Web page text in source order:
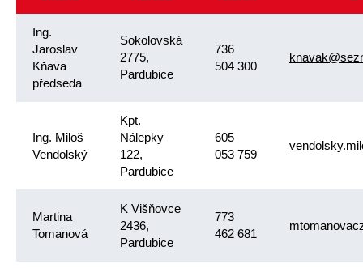
Ing.
Jaroslav
Kňava
předseda
Sokolovská
2775,
Pardubice
736
504 300
Ing. Miloš
Vendolský
Kpt.
Nálepky
122,
Pardubice
605
053 759
Martina
Tomanová
K Višňovce
2436,
Pardubice
773
462 681